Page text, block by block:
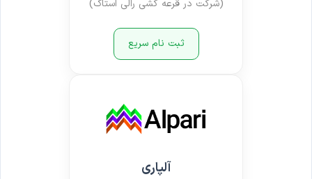
(شرکت در قرعه کشی رالی استاک)
ثبت نام سریع
آلپاری